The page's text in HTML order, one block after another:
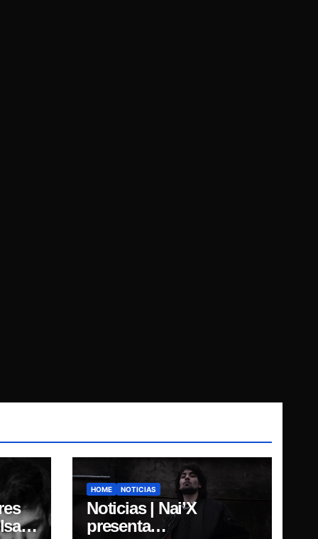
HOME NOTICIAS
Noticias | Nai’X
presenta